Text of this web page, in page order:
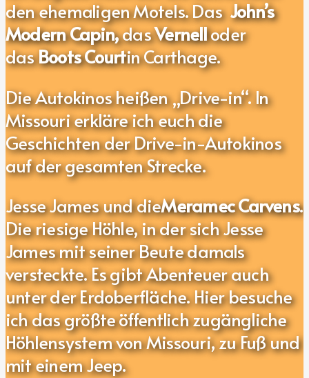
den ehemaligen Motels. DasJohn’s
Modern Capin,dasVernelloder
dasBoots Courtin Carthage.
Die Autokinos heißen „Drive-in“. In
Missouri erkläre ich euch die
Geschichten der Drive-in-Autokinos
auf der gesamten Strecke.
Jesse James und dieMeramec Carvens.
Die riesige Höhle, in der sich Jesse
James mit seiner Beute damals
versteckte. Es gibt Abenteuer auch
unter der Erdoberfläche. Hier besuche
ichdas größte öffentlich zugängliche
Höhlensystem von Missouri, zu Fuß und
mit einem Jeep.